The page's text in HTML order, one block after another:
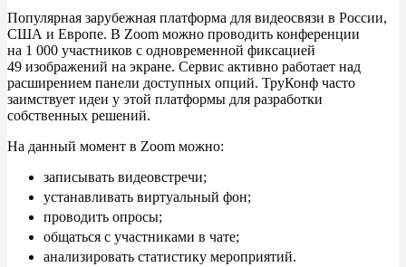
Популярная зарубежная платформа для видеосвязи в России,
США и Европе. В Zoom можно проводить конференции
на 1 000 участников с одновременной фиксацией
49 изображений на экране. Сервис активно работает над
расширением панели доступных опций. ТруКонф часто
заимствует идеи у этой платформы для разработки
собственных решений.
На данный момент в Zoom можно:
записывать видеовстречи;
устанавливать виртуальный фон;
проводить опросы;
общаться с участниками в чате;
анализировать статистику мероприятий.